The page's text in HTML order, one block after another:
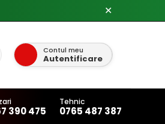
✕
Contul meu
Autentificare
390 475
Tehnic
0765 487 387